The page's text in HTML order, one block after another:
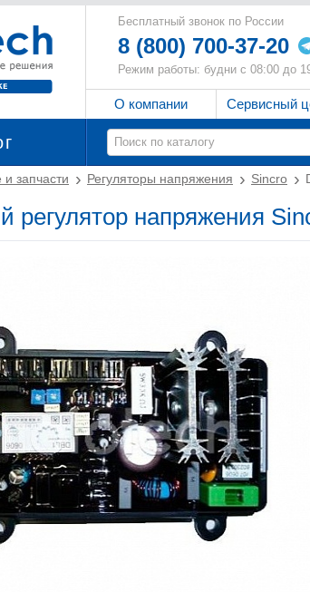
Бесплатный звонок по России
8 (800) 700-37-20
Режим работы: будни с 08:00 до
О компании Сервисный
запчасти Регуляторы напряжения Sincro
регулятор напряжения